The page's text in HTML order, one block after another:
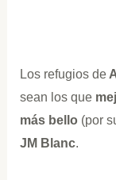
Los refugios de
sean los que
más bello (por
JM Blanc.